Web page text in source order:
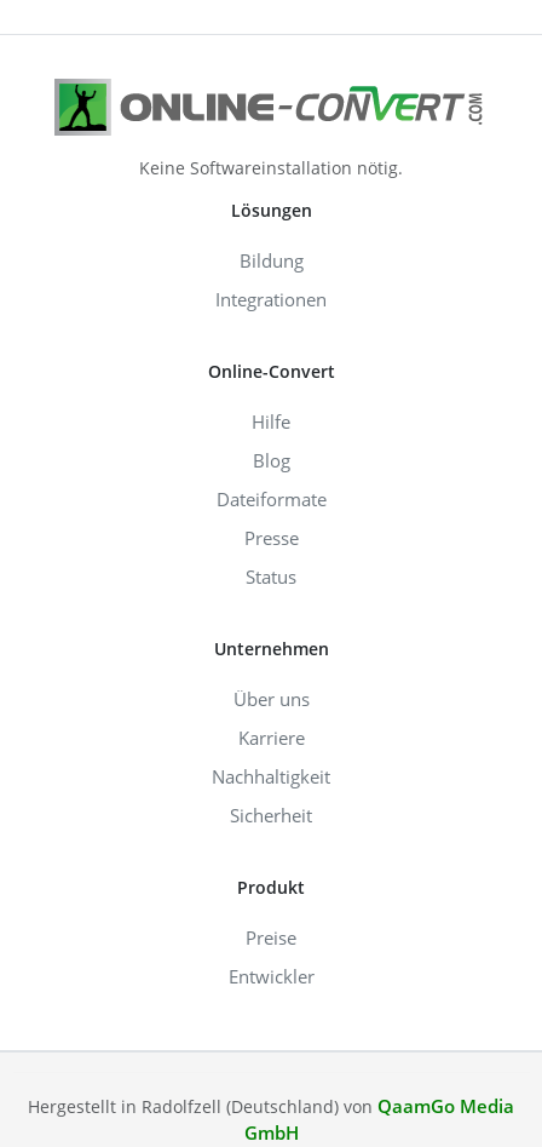
Keine Softwareinstallation nötig.
Lösungen
Bildung
Integrationen
Online-Convert
Hilfe
Blog
Dateiformate
Presse
Status
Unternehmen
Über uns
Karriere
Nachhaltigkeit
Sicherheit
Produkt
Preise
Entwickler
Hergestellt in Radolfzell (Deutschland) von QaamGo Media
GmbH